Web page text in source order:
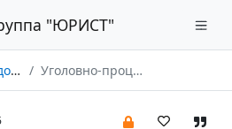
"ЮРИСТ"
Уголовно-процессуальная форма vs процессуальные технологии